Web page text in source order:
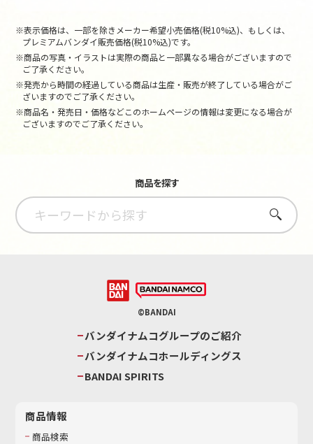
※表示価格は、一部を除きメーカー希望小売価格(税10%込)、もしくは、
プレミアムバンダイ販売価格(税10%込)です。
※商品の写真・イラストは実際の商品と一部異なる場合がございますので
ご了承ください。
※発売から時間の経過している商品は生産・販売が終了している場合がご
ざいますのでご了承ください。
※商品名・発売日・価格などこのホームページの情報は変更になる場合が
ございますのでご了承ください。
商品を探す
さがす
©BANDAI
バンダイナムコグループのご紹介
バンダイナムコホールディングス
BANDAI SPIRITS
商品情報
商品検索